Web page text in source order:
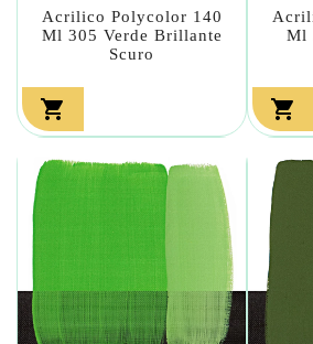
Acrilico Polycolor 140
Ml 305 Verde Brillante
Scuro

Ml
